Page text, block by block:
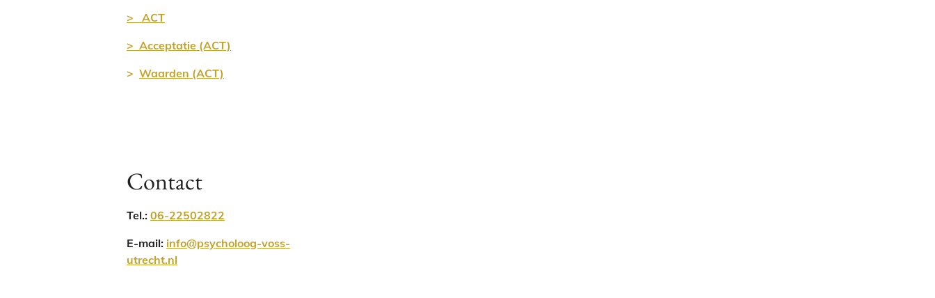
> ACT
> Acceptatie (ACT)
> Waarden (ACT)
Contact
Tel.: 06-22502822
E-mail: info@psycholoog-voss-
utrecht.nl